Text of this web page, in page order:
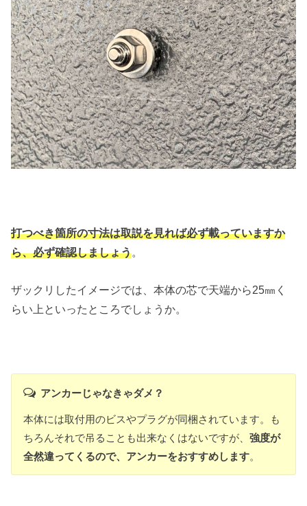
打つべき箇所の寸法は取説を見れば必ず載っていますか
ら、必ず確認しましょう。
ザックリしたイメージでは、本体の芯で天端から25㎜く
らい上といったところでしょうか。
アンカーじゃなきゃダメ？
本体には取付用のビスやプラグが同梱されています。も
ちろんそれで吊ることも出来なくはないですが、強度が
全然違ってくるので、アンカーをおすすめします。